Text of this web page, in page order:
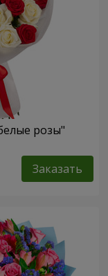
розы"
Заказать